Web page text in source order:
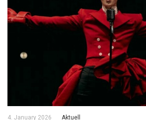
4. January 2026 Aktuell